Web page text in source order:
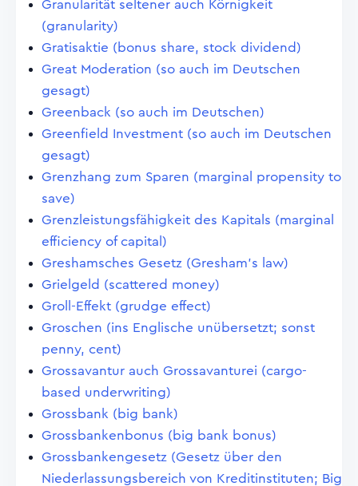
Granularität seltener auch Körnigkeit
(granularity)
Gratisaktie (bonus share, stock dividend)
Great Moderation (so auch im Deutschen
gesagt)
Greenback (so auch im Deutschen)
Greenfield Investment (so auch im Deutschen
gesagt)
Grenzhang zum Sparen (marginal propensity to
save)
Grenzleistungsfähigkeit des Kapitals (marginal
efficiency of capital)
Greshamsches Gesetz (Gresham's law)
Grielgeld (scattered money)
Groll-Effekt (grudge effect)
Groschen (ins Englische unübersetzt; sonst
penny, cent)
Grossavantur auch Grossavanturei (cargo-
based underwriting)
Grossbank (big bank)
Grossbankenbonus (big bank bonus)
Grossbankengesetz (Gesetz über den
Niederlassungsbereich von Kreditinstituten; Big